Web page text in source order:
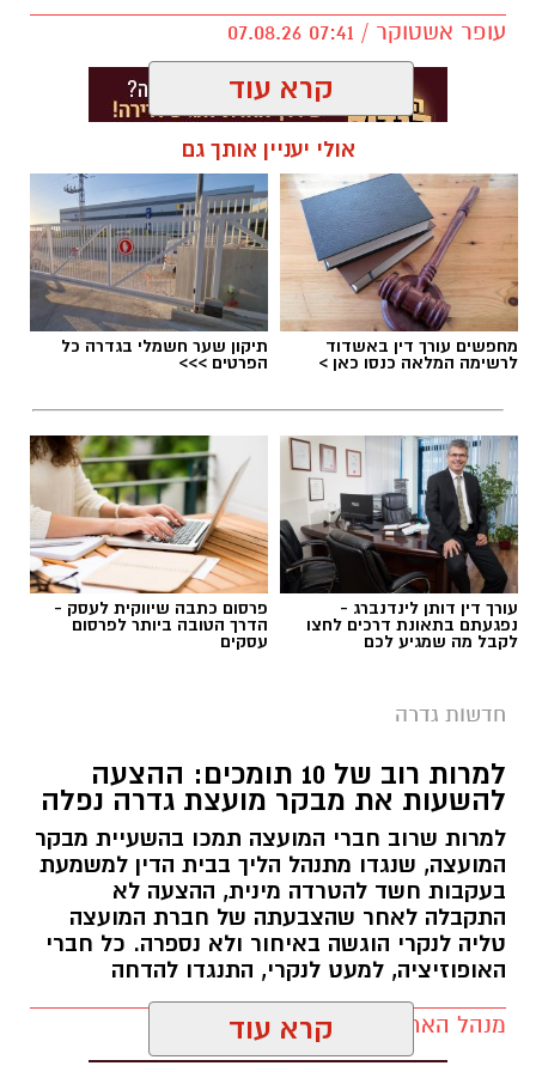
עופר אשטוקר / 07:41 07.08.26
תגים:אולפנה חדשה בגדרה, אפרת אברג׳ל
אפרת אברג׳ל - מנהלת האולפנה החדשה בגדרה
אפרת אברג’ל למנהלת האולפנה החדשה,
הדתי.
אברג’ל מביאה עמה ניסיון חינוכי של 26 שנים,
שבמהלכן מילאה שורה של תפקידי הוראה, חינוך
וניהול. לאורך השנים הובילה תלמידות וצוותים
חינוכיים, הקימה מגמות לימוד, חינכה דורות של
תלמידות, ואף יצאה לשליחות ציונית בת ארבע
שנים בקהילות יהודיות בקנדה ובארצות הברית.
בשנים האחרונות שימשה כרכזת פדגוגית וכמנהלת
קרא עוד
אולי יעניין אותך גם
מחפשים עורך דין באשדוד
לרשימה המלאה כנסו כאן >
תיקון שער חשמלי בגדרה כל
הפרטים >>>
עורך דין דותן לינדנברג -
נפגעתם בתאונת דרכים לחצו
לקבל מה שמגיע לכם
פרסום כתבה שיווקית לעסק -
הדרך הטובה ביותר לפרסום
עסקים
חדשות גדרה
למרות רוב של 10 תומכים: ההצעה
להשעות את מבקר מועצת גדרה נפלה
למרות שרוב חברי המועצה תמכו בהשעיית מבקר
המועצה, שנגדו מתנהל הליך בבית הדין למשמעת
בעקבות חשד להטרדה מינית, ההצעה לא
התקבלה לאחר שהצבעתה של חברת המועצה
טליה לנקרי הוגשה באיחור ולא נספרה. כל חברי
האופוזיציה, למעט לנקרי, התנגדו להדחה
מנהל האתר / 17:29 06.08.26 קרא עוד